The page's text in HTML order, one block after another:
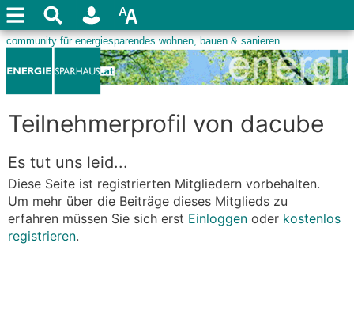
Teilnehmerprofil von dacube
Es tut uns leid...
Diese Seite ist registrierten Mitgliedern vorbehalten.
Um mehr über die Beiträge dieses Mitglieds zu
erfahren müssen Sie sich erst Einloggen oder kostenlos
registrieren.